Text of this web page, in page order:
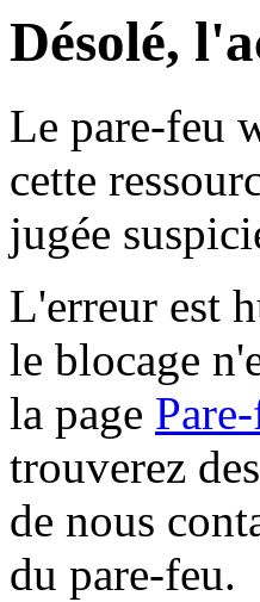
Désolé,
Le pare-feu
cette
jugée
L'erreur est
le blocage
la page
trouverez
de nous
du pare-feu.